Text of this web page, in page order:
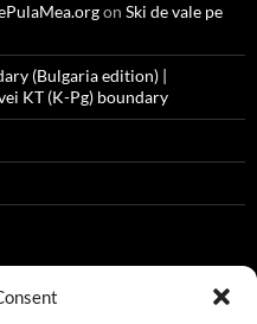
on Ski de vale pe
(Bulgaria edition) |
KT (K-Pg) boundary